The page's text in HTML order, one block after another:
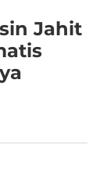
Jahit